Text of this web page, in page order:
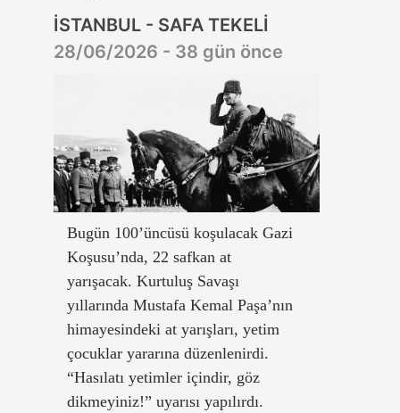
İSTANBUL - SAFA TEKELİ
28/06/2026 - 38 gün önce
Bugün 100’üncüsü koşulacak Gazi
Koşusu’nda, 22 safkan at
yarışacak. Kurtuluş Savaşı
yıllarında Mustafa Kemal Paşa’nın
himayesindeki at yarışları, yetim
çocuklar yararına düzenlenirdi.
“Hasılatı yetimler içindir, göz
dikmeyiniz!” uyarısı yapılırdı.